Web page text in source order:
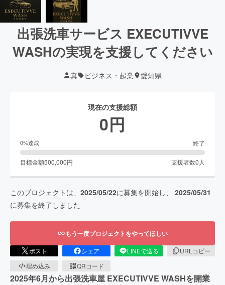
出張洗車サービス EXECUTIVVE
WASHの実現を支援してください
真 ビジネス・起業 愛知県
現在の支援総額
0円
0%達成 終了
目標金額500,000円 支援者数0 人
このプロジェクトは、 2025/05/22に募集を開始し、 2025/05/31
に募集を終了しました
もう一度プロジェクトをやってほしい
ポスト シェア LINEで送る
URLコピー
埋め込み
QRコード
2025年6月から出張洗車屋 EXECUTIVVE WASHを開業